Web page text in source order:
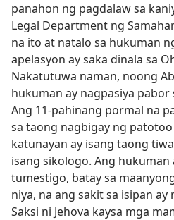
panahon ng pagdalaw sa
Legal Department ng
na ito at natalo sa hukuman
apelasyon ay saka dinala sa
Nakatutuwa naman, noong
hukuman ay nagpasiya pabor
Ang 11-pahinang pormal na
sa taong nagbigay ng patotoo
katunayan ay isang taong
isang sikologo. Ang hukuman
tumestigo, batay sa
niya, na ang sakit sa isipan
Saksi ni Jehova kaysa mga